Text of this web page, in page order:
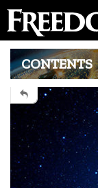
CONTENTS